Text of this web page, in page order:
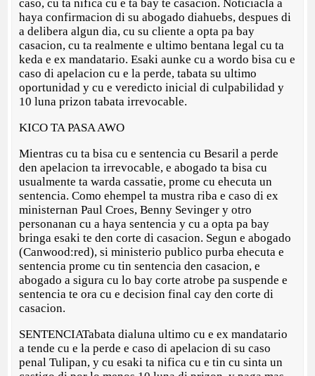
caso, cu ta nifica cu e ta bay te casacion. Noticiacla a
haya confirmacion di su abogado diahuebs, despues di
a delibera algun dia, cu su cliente a opta pa bay
casacion, cu ta realmente e ultimo bentana legal cu ta
keda e ex mandatario. Esaki aunke cu a wordo bisa cu e
caso di apelacion cu e la perde, tabata su ultimo
oportunidad y cu e veredicto inicial di culpabilidad y
10 luna prizon tabata irrevocable.
KICO TA PASA AWO
Mientras cu ta bisa cu e sentencia cu Besaril a perde
den apelacion ta irrevocable, e abogado ta bisa cu
usualmente ta warda cassatie, prome cu ehecuta un
sentencia. Como ehempel ta mustra riba e caso di ex
ministernan Paul Croes, Benny Sevinger y otro
personanan cu a haya sentencia y cu a opta pa bay
bringa esaki te den corte di casacion. Segun e abogado
(Canwood:red), si ministerio publico purba ehecuta e
sentencia prome cu tin sentencia den casacion, e
abogado a sigura cu lo bay corte atrobe pa suspende e
sentencia te ora cu e decision final cay den corte di
casacion.
SENTENCIATabata dialuna ultimo cu e ex mandatario
a tende cu e la perde e caso di apelacion di su caso
penal Tulipan, y cu esaki ta nifica cu e tin cu sinta un